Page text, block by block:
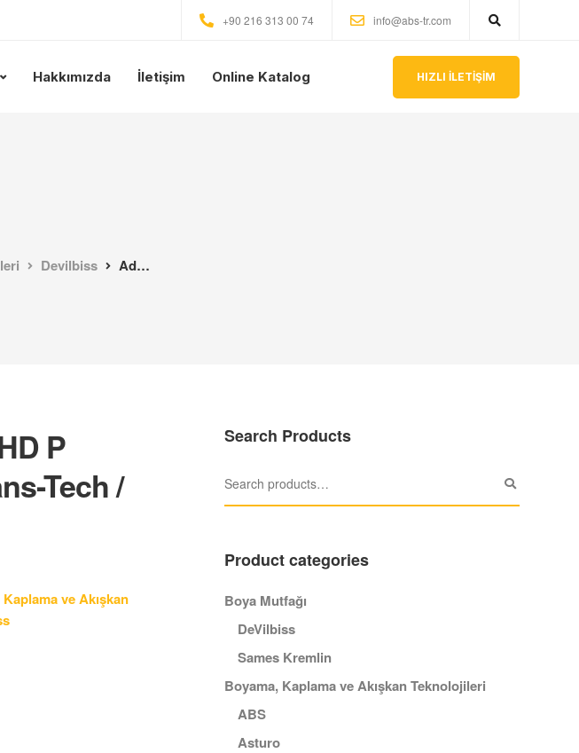
+90 216 313 00 74 info@abs-tr.com
Hakkımızda İletişim Online Katalog HIZLI İLETİŞİM
Devilbiss Advance HD P HVLP, Trans-Tech / Basınçlı
P
Tech /
ve Akışkan
Search Products
Product categories
Boya Mutfağı
DeVilbiss
Sames Kremlin
Boyama, Kaplama ve Akışkan Teknolojileri
ABS
Asturo